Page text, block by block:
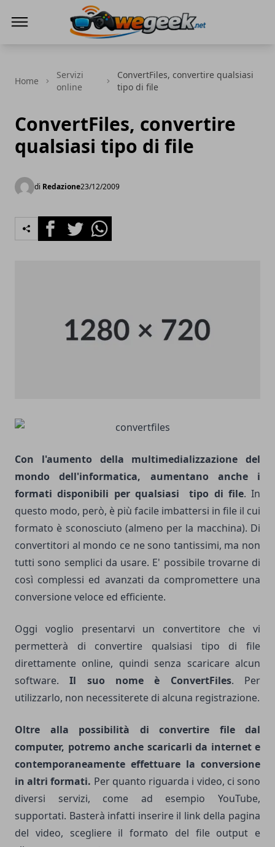
Home
Servizi
online
ConvertFiles, convertire qualsiasi
tipo di file
ConvertFiles, convertire
qualsiasi tipo di file
di Redazione23/12/2009
FacebookTwitterWhatsapp
Con l'aumento della multimedializzazione del
mondo dell'informatica, aumentano anche i
formati disponibili per qualsiasi tipo di file. In
questo modo, però, è più facile imbattersi in file il cui
formato è sconosciuto (almeno per la macchina). Di
convertitori al mondo ce ne sono tantissimi, ma non
tutti sono semplici da usare. E' possibile trovarne di
così complessi ed avanzati da compromettere una
conversione veloce ed efficiente.
Oggi voglio presentarvi un convertitore che vi
permetterà di convertire qualsiasi tipo di file
direttamente online, quindi senza scaricare alcun
software.Il suo nome è ConvertFiles. Per
utilizzarlo, non necessiterete di alcuna registrazione.
Oltre alla possibilità di convertire file dal
computer, potremo anche scaricarli da internet e
contemporaneamente effettuare la conversione
in altri formati. Per quanto riguarda i video, ci sono
diversi servizi, come ad esempio YouTube,
supportati. Basterà infatti inserire il link della pagina
del video, scegliere il formato del file output e